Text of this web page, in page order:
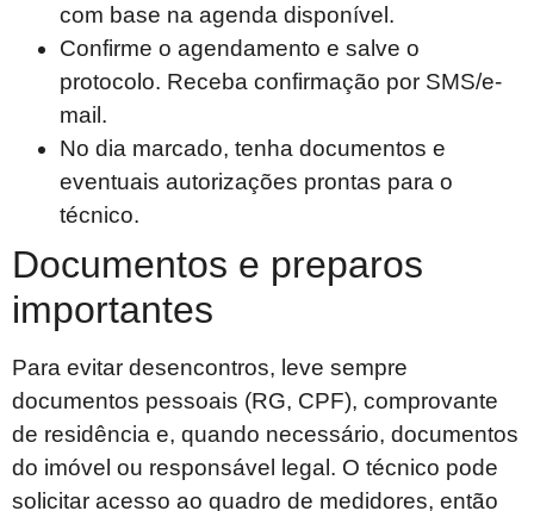
com base na agenda disponível.
Confirme o agendamento e salve o
protocolo. Receba confirmação por SMS/e-
mail.
No dia marcado, tenha documentos e
eventuais autorizações prontas para o
técnico.
Documentos e preparos
importantes
Para evitar desencontros, leve sempre
documentos pessoais (RG, CPF), comprovante
de residência e, quando necessário, documentos
do imóvel ou responsável legal. O técnico pode
solicitar acesso ao quadro de medidores, então